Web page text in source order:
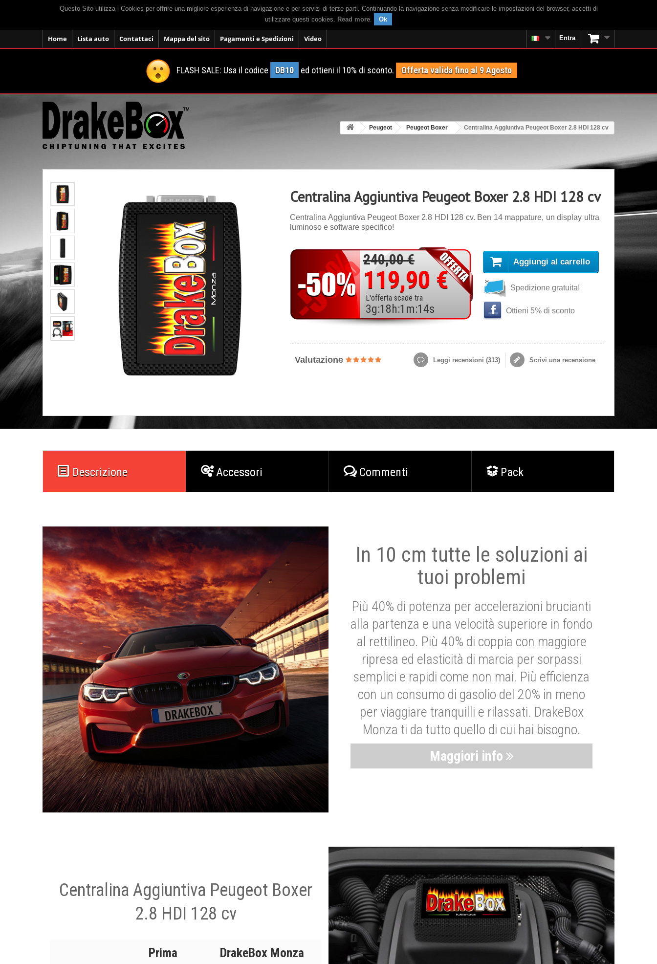
Questo Sito utilizza i Cookies per offrire una migliore esperienza di navigazione e per servizi di terze parti. Continuando la navigazione senza modificare le impostazioni del browser, accetti di
utilizzare questi cookies. Read more. Ok
Home Lista auto Contattaci Mappa del sito Pagamenti e Spedizioni Video Entra
FLASH SALE: Usa il codice DB10 ed ottieni il 10% di sconto. Offerta valida fino al 9 Agosto
Peugeot Peugeot Boxer Centralina Aggiuntiva Peugeot Boxer 2.8 HDI 128 cv
Centralina Aggiuntiva Peugeot Boxer 2.8 HDI 128 cv
Centralina Aggiuntiva Peugeot Boxer 2.8 HDI 128 cv. Ben 14 mappature, un display ultra
luminoso e software specifico!
240,00 €
119,90 €
L'offerta scade tra
3g:18 h:1 m:12s
Aggiungi al carrello
Spedizione gratuita!
Ottieni 5% di sconto
Valutazione Leggi recensioni (313) Scrivi una recensione
Descrizione Accessori Commenti Pack
In 10 cm tutte le soluzioni ai
tuoi problemi
Più 40% di potenza per accelerazioni brucianti
alla partenza e una velocità superiore in fondo
al rettilineo. Più 40% di coppia con maggiore
ripresa ed elasticità di marcia per sorpassi
semplici e rapidi come non mai. Più efficienza
con un consumo di gasolio del 20% in meno
per viaggiare tranquilli e rilassati. DrakeBox
Monza ti da tutto quello di cui hai bisogno.
Maggiori info
Centralina Aggiuntiva Peugeot Boxer
2.8 HDI 128 cv
Prima
DrakeBox Monza